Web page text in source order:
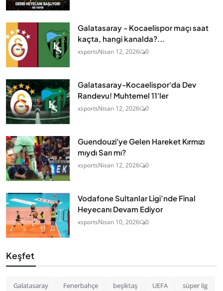
Galatasaray - Kocaelispor maçı saat
kaçta, hangi kanalda?...
xsportsNisan 12, 2026 0
Galatasaray-Kocaelispor'da Dev
Randevu! Muhtemel 11'ler
xsportsNisan 12, 2026 0
Guendouzi'ye Gelen Hareket Kırmızı
mıydı Sarı mı?
xsportsNisan 12, 2026 0
Vodafone Sultanlar Ligi’nde Final
Heyecanı Devam Ediyor
xsportsNisan 10, 2026 0
Keşfet
Galatasaray Fenerbahçe beşiktaş UEFA süper lig